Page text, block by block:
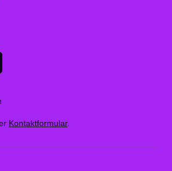
Kontaktformular.